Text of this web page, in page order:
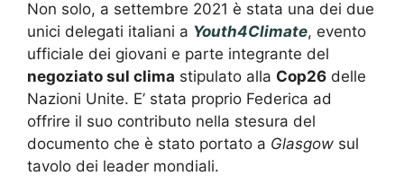
Non solo, a settembre 2021 è stata una dei due
unici delegati italiani a Youth4Climate, evento
ufficiale dei giovani e parte integrante del
negoziato sul clima stipulato alla Cop26 delle
Nazioni Unite. E’ stata proprio Federica ad
offrire il suo contributo nella stesura del
documento che è stato portato a Glasgow sul
tavolo dei leader mondiali.